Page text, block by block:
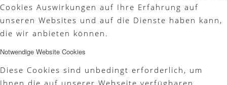
Cookies Auswirkungen auf Ihre Erfahrung auf
unseren Websites und auf die Dienste haben kann,
die wir anbieten können.
Notwendige Website Cookies
Diese Cookies sind unbedingt erforderlich, um
Ihnen die auf unserer Webseite verfügbaren